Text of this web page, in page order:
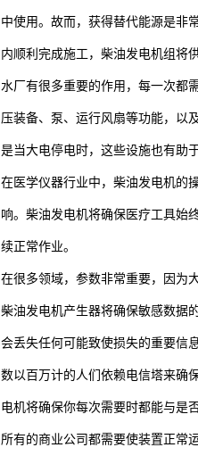
中使用。故而，获得替代能源是非
内顺利完成施工，柴油发电机组将
水厂有很多重要的作用，每一次都
压装备、泵、运行风扇等功能，以
是当大电停电时，这些设施也有助
在医学仪器行业中，柴油发电机的
响。柴油发电机将确保医疗工具始
续正常作业。
在很多领域，参数非常重要，因为
柴油发电机产生器将确保敏感数据
会丢失任何可能致使损失的重要信息
数以百万计的人们依赖电信塔来确
电机将确保你每次需要时都能与是
所有的商业公司都需要使装置正常